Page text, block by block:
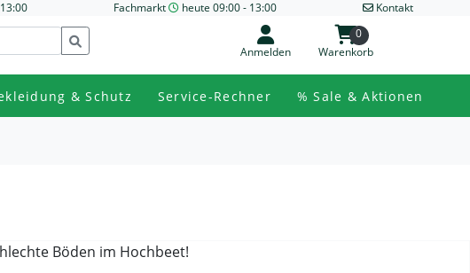
Fachmarkt heute 09:00 - 13:00 Kontakt
Anmelden Warenkorb
0
& Schutz Service-Rechner % Sale & Aktionen
Böden im Hochbeet!